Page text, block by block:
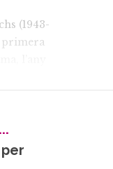
(1943-
primera
Per les
i que
per